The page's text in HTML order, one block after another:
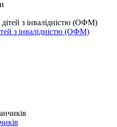
з інвалідністю (ОФМ)